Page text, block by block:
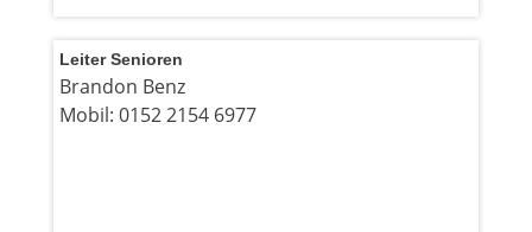
Leiter Senioren
Brandon Benz
Mobil: 0152 2154 6977